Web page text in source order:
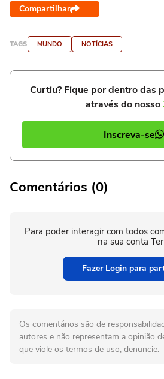
Compartilhar
TAGS MUNDO NOTÍCIAS
Curtiu? Fique por dentro das
através do nosso
Inscreva-se
Comentários (0)
Para poder interagir com todos
na sua conta
Fazer Login para
Os comentários são de
autores e não representam a opinião
que viole os termos de uso, denuncie.